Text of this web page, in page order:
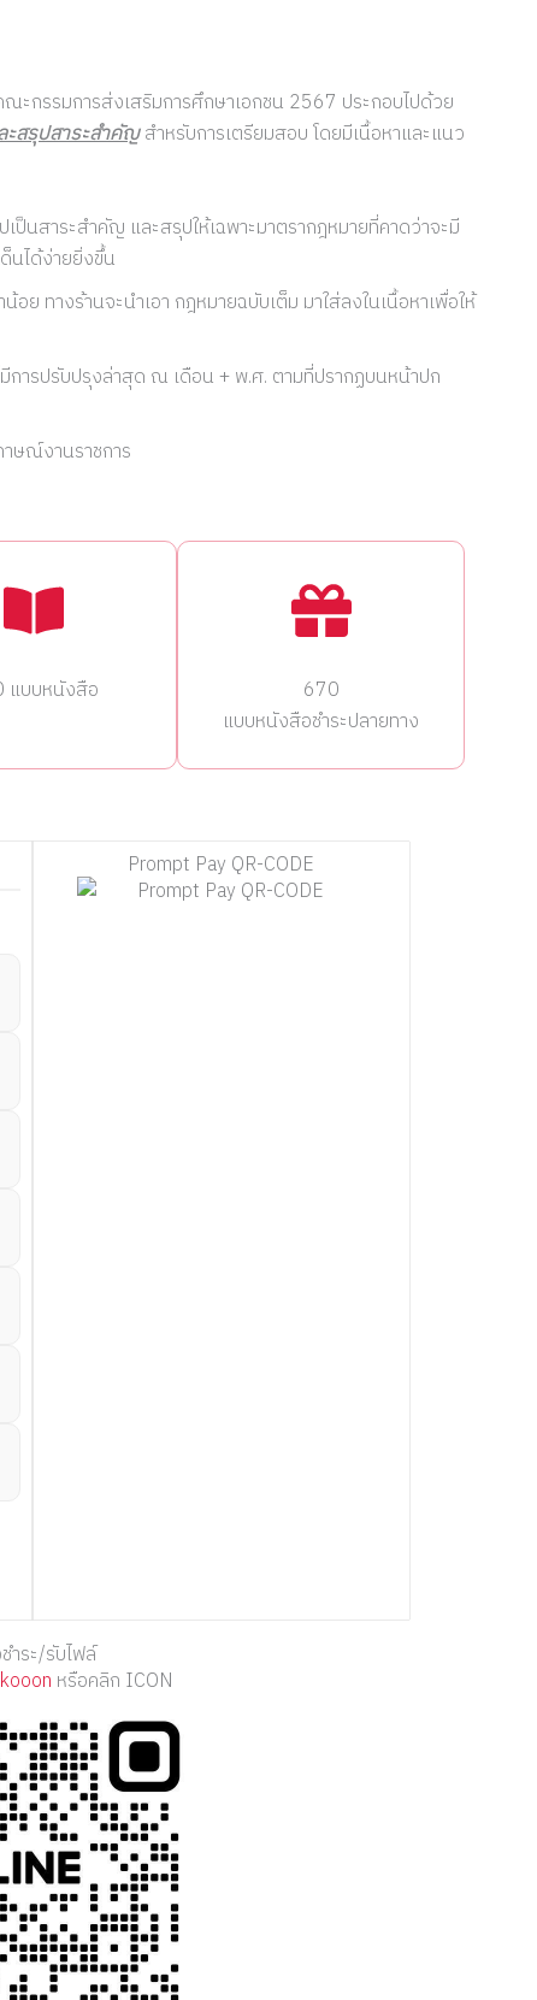
ะกรรมการส่งเสริมการศึกษาเอกชน 2567 ประกอบไปด้วย
สรุปสาระสำคัญสำหรับการเตรียมสอบ โดยมีเนื้อหาและแนว
ป็นสาระสำคัญ และสรุปให้เฉพาะมาตรากฎหมายที่คาดว่าจะมี
นได้ง่ายยิ่งขึ้น
ย ทางร้านจะนำเอา กฎหมายฉบับเต็ม มาใส่ลงในเนื้อหาเพื่อให้
การปรับปรุงล่าสุด ณ เดือน + พ.ศ. ตามที่ปรากฏบนหน้าปก
ษณ์งานราชการ
แบบหนังสือ
670
แบบหนังสือชำระปลายทาง
Prompt Pay QR-CODE
ำระ/รับไฟล์
หรือคลิก ICON